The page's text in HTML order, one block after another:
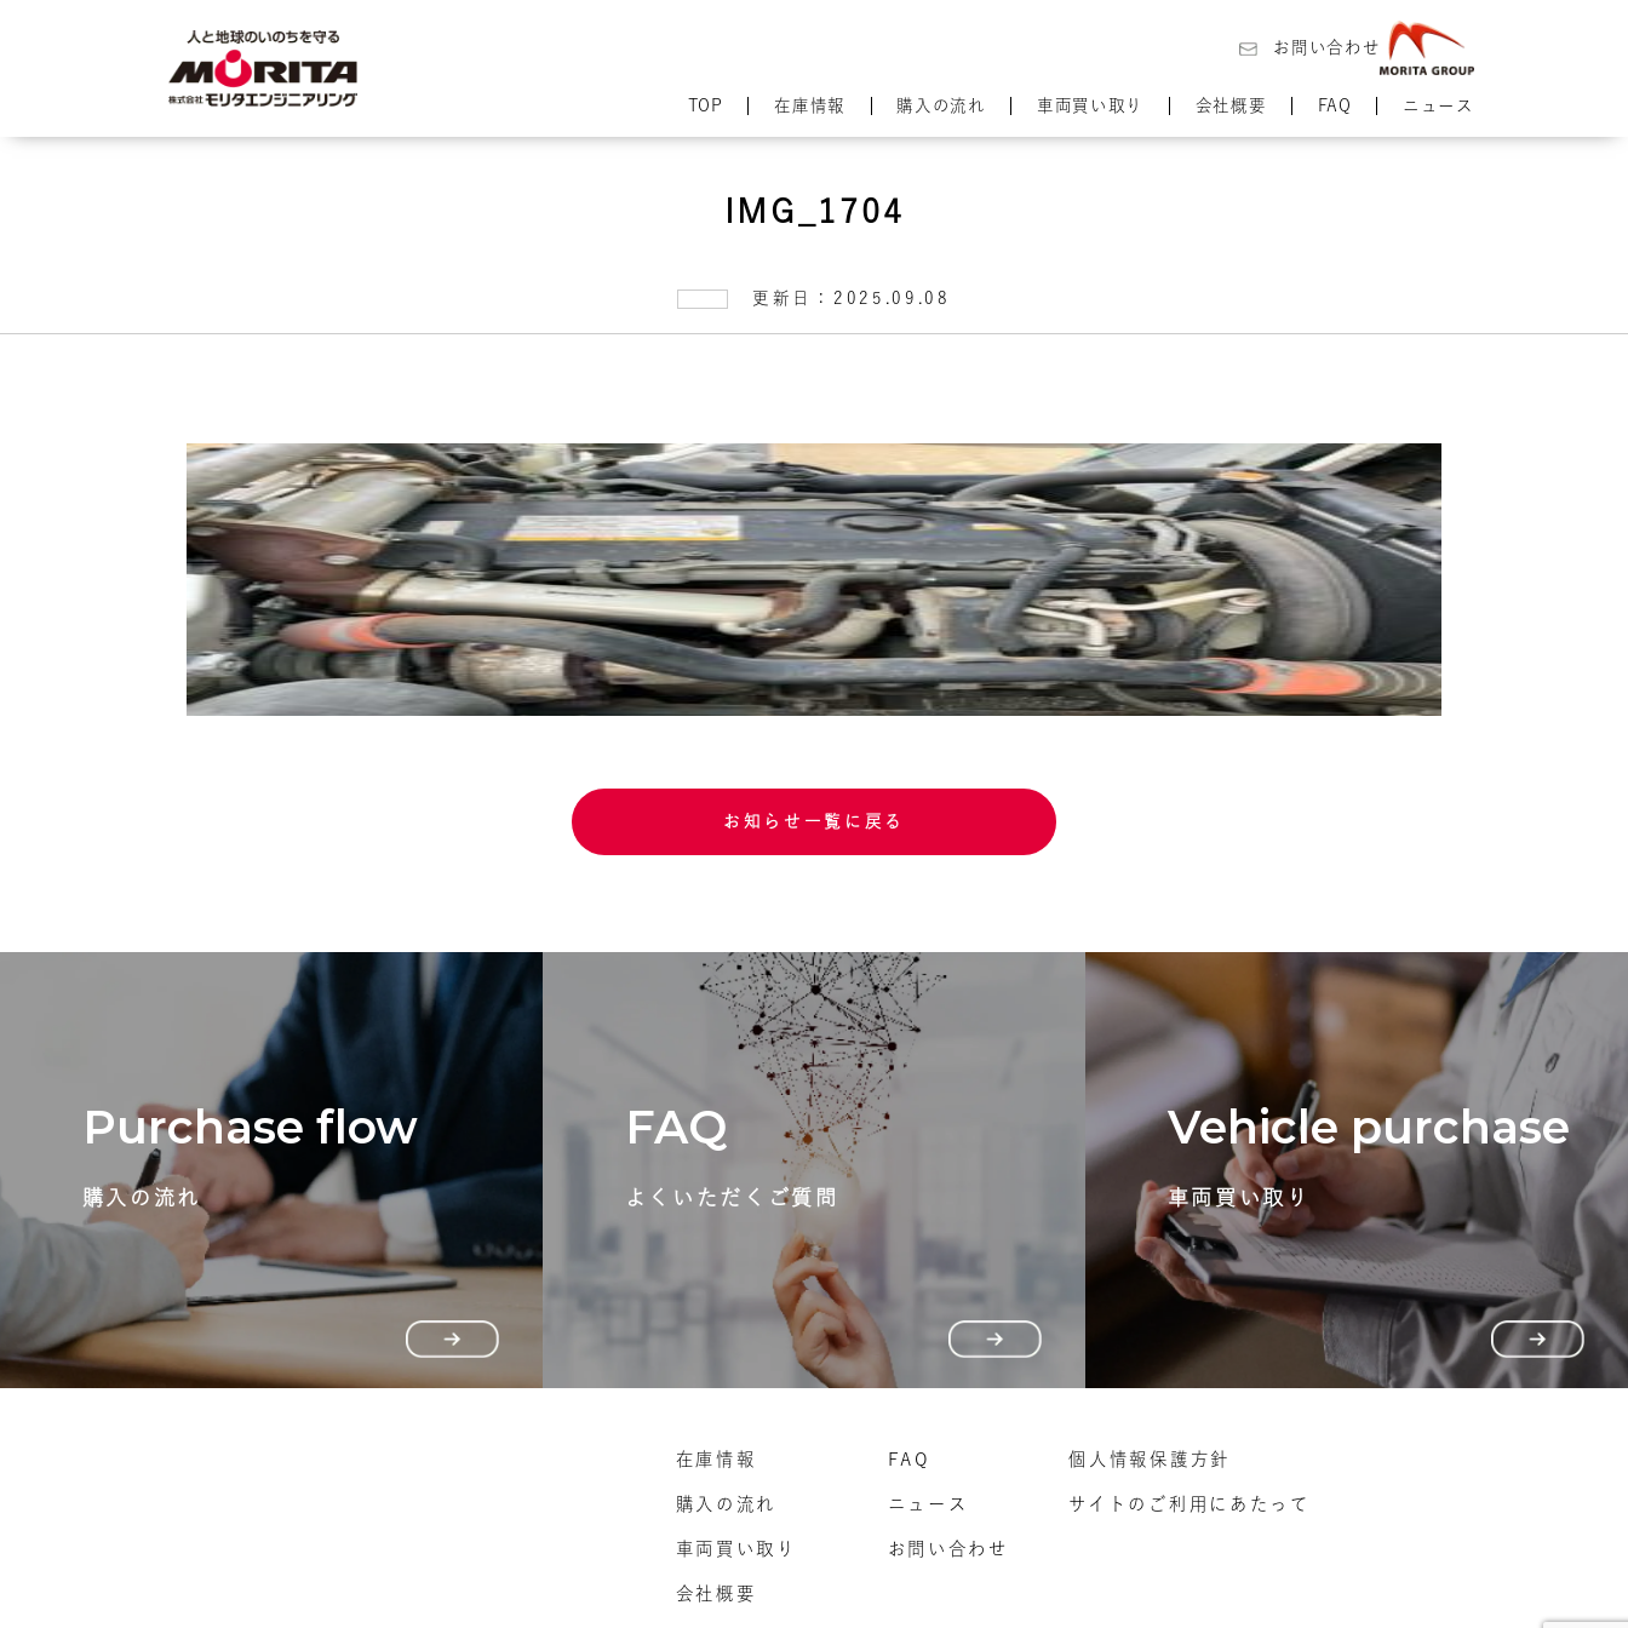
お問い合わせ
TOP 在庫情報 購入の流れ 車両買い取り 会社概要 FAQ ニュース
IMG_1704
更新日：2025.09.08
お知らせ一覧に戻る
Purchase flow
購入の流れ
FAQ
よくいただくご質問
Vehicle purchase
車両買い取り
在庫情報
購入の流れ
車両買い取り
会社概要
FAQ
ニュース
お問い合わせ
個人情報保護方針
サイトのご利用にあたって